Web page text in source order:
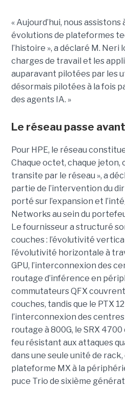
« Aujourd’hui, nous assistons
évolutions de plateformes
l’histoire », a déclaré M. Neri
charges de travail et les
auparavant pilotées par les
désormais pilotées à la fois
des agents IA. »
Le réseau passe
Pour HPE, le réseau
Chaque octet, chaque jeton,
transite par le réseau », a
partie de l’intervention du
porté sur l’expansion et
Networks au sein du
Le fournisseur a structuré
couches : l’évolutivité
l’évolutivité horizontale à
GPU, l’interconnexion des
routage d’inférence en
commutateurs QFX
couches, tandis que le PTX
l’interconnexion des
routage à 800G, le SRX
feu résistant aux attaques
dans une seule unité de
plateforme MX à la
puce Trio de sixième